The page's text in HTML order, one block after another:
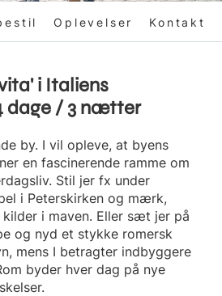
Oplevelser Kontakt
i Italiens
dage / 3 nætter
by. I vil opleve, at byens
en fascinerende ramme om
Stil jer fx under
i Peterskirken og mærk,
i maven. Eller sæt jer på
og nyd et stykke romersk
mens I betragter indbyggere
byder hver dag på nye